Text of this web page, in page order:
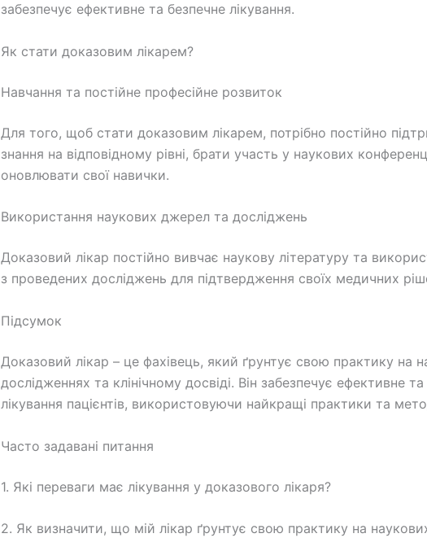
забезпечує ефективне та безпечне лікування.
Як стати доказовим лікарем?
Навчання та постійне професійне розвиток
Для того, щоб стати доказовим лікарем, потрібно постійно
знання на відповідному рівні, брати участь у наукових
оновлювати свої навички.
Використання наукових джерел та досліджень
Доказовий лікар постійно вивчає наукову літературу та
з проведених досліджень для підтвердження своїх медичних
Підсумок
Доказовий лікар – це фахівець, який ґрунтує свою практику на
дослідженнях та клінічному досвіді. Він забезпечує ефективне
лікування пацієнтів, використовуючи найкращі практики та
Часто задавані питання
1. Які переваги має лікування у доказового лікаря?
2. Як визначити, що мій лікар ґрунтує свою практику на